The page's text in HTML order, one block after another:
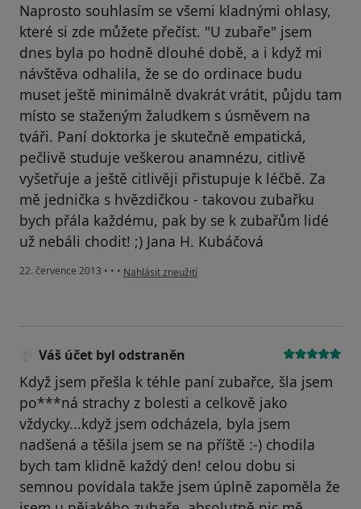
Naprosto souhlasím se všemi kladnými ohlasy,
které si zde můžete přečíst. "U zubaře" jsem
dnes byla po hodně dlouhé době, a i když mi
návštěva odhalila, že se do ordinace budu
muset ještě minimálně dvakrát vrátit, půjdu tam
místo se staženým žaludkem s úsměvem na
tváři. Paní doktorka je skutečně empatická,
pečlivě studuje veškerou anamnézu, citlivě
vyšetřuje a ještě citlivěji přistupuje k léčbě. Za
mě jednička s hvězdičkou - takovou zubařku
bych přála každému, pak by se k zubařům lidé
už nebáli chodit! ;) Jana H. Kubáčová
22. července 2013 • • • podle názoru uživatele Váš účet byl odstraněn
Nahlásit zneužití
Váš účet byl odstraněn
Když jsem přešla k téhle paní zubařce, šla jsem
po***ná strachy z bolesti a celkově jako
vždycky...když jsem odcházela, byla jsem
nadšená a těšila jsem se na příště :-) chodila
bych tam klidně každý den! celou dobu si
semnou povídala takže jsem úplně zapoměla že